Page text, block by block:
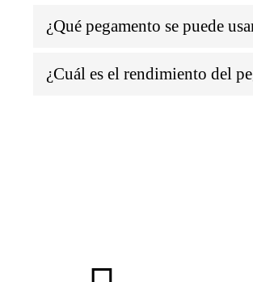
¿Qué pegamento se puede
¿Cuál es el rendimiento del